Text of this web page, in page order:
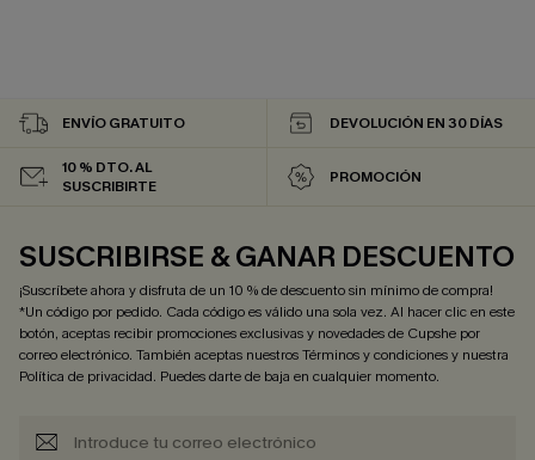
ENVÍO GRATUITO DEVOLUCIÓN EN 30 DÍAS
10 % DTO. AL
SUSCRIBIRTE
PROMOCIÓN
SUSCRIBIRSE & GANAR DESCUENTO
¡Suscríbete ahora y disfruta de un 10 % de descuento sin mínimo de compra!
*Un código por pedido. Cada código es válido una sola vez. Al hacer clic en este
botón, aceptas recibir promociones exclusivas y novedades de Cupshe por
correo electrónico. También aceptas nuestrosTérminos y condicionesy nuestra
Política de privacidad. Puedes darte de baja en cualquier momento.